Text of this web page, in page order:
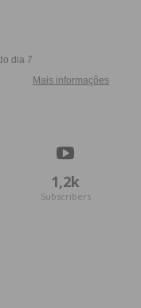
termos e
1,2k
Subscribers